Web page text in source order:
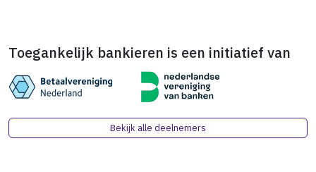
Toegankelijk bankieren is een initiatief van
Bekijk alle deelnemers